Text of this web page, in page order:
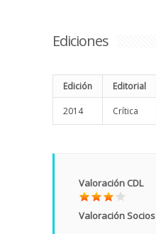
Ediciones
Edición Editorial
2014 Crítica
Valoración CDL
Valoración Socios